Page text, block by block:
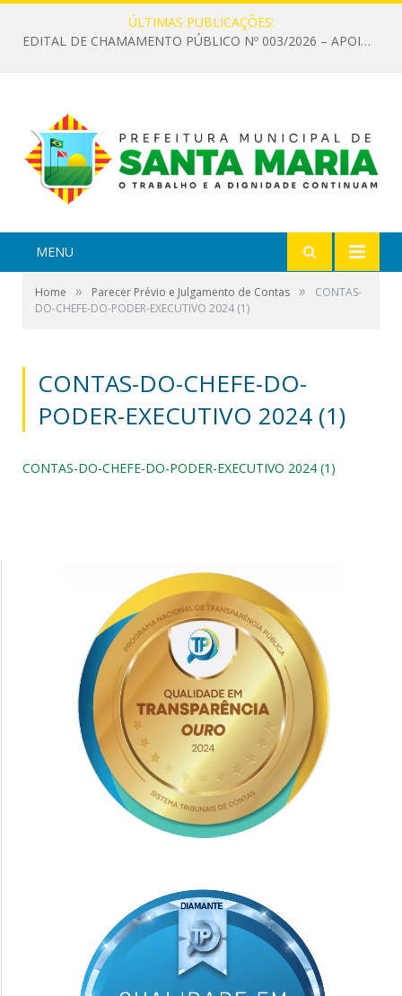
ÚLTIMAS PUBLICAÇÕES:
EDITAL DE CHAMAMENTO PÚBLICO Nº 003/2026 – APOIO À INFRAESTRUTURA CULTURAL
MENU
Home » Parecer Prévio e Julgamento de Contas »
CONTAS-
DO-CHEFE-DO-PODER-EXECUTIVO 2024 (1)
CONTAS-DO-CHEFE-DO-
PODER-EXECUTIVO 2024 (1)
CONTAS-DO-CHEFE-DO-PODER-EXECUTIVO 2024 (1)